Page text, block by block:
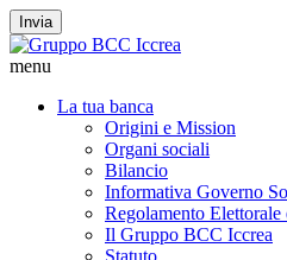
Invia
menu
La tua banca
Origini e Mission
Organi sociali
Bilancio
Informativa Governo
Regolamento Elettorale
Il Gruppo BCC Iccrea
Statuto